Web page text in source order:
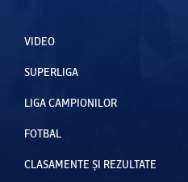
VIDEO
SUPERLIGA
LIGA CAMPIONILOR
FOTBAL
CLASAMENTE ȘI REZULTATE